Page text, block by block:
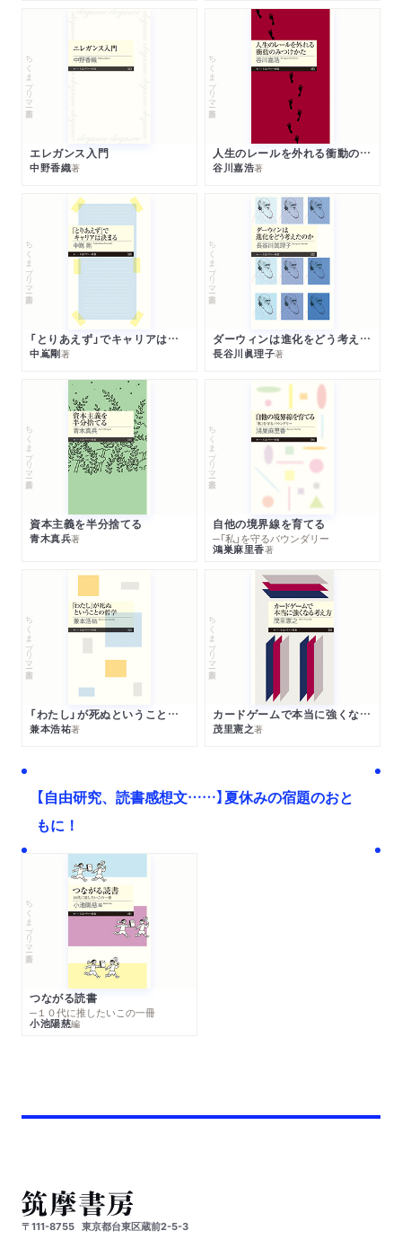
ちくまプリマー新書
エレガンス入門
中野香織著
ちくまプリマー新書
人生のレールを外れる衝動のみつけかた
谷川嘉浩著
ちくまプリマー新書
「とりあえず」でキャリアは決まる
中嶌剛著
ちくまプリマー新書
ダーウィンは進化をどう考えたのか
長谷川眞理子著
ちくまプリマー新書
資本主義を半分捨てる
青木真兵著
ちくまプリマー新書
自他の境界線を育てる
─「私」を守るバウンダリー
鴻巣麻里香著
ちくまプリマー新書
「わたし」が死ぬということの哲学
兼本浩祐著
ちくまプリマー新書
カードゲームで本当に強くなる考え方
茂里憲之著
【自由研究、読書感想文……】夏休みの宿題のおと
もに！
ちくまプリマー新書
つながる読書
─１０代に推したいこの一冊
小池陽慈編
〒111-8755 東京都台東区蔵前2-5-3